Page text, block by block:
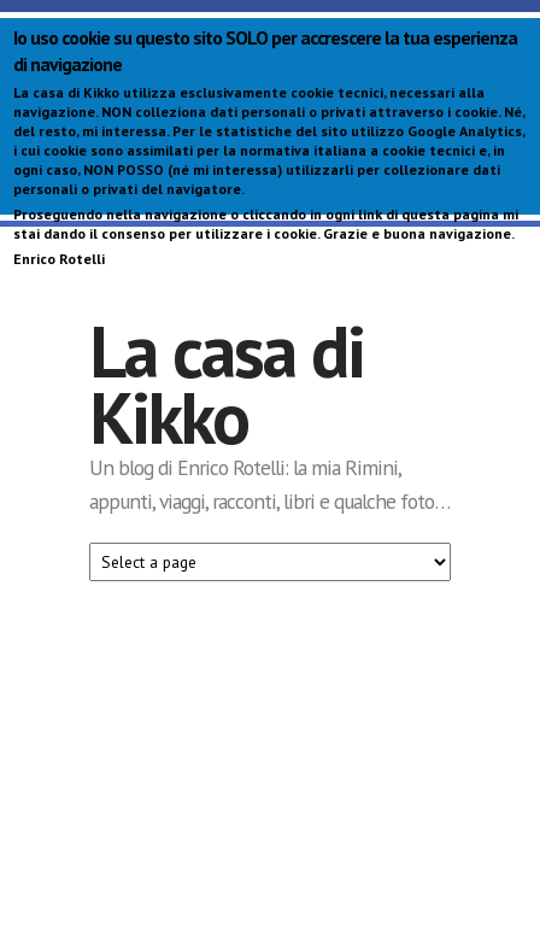
Io uso cookie su questo sito SOLO per accrescere la tua esperienza
di navigazione
La casa di Kikko utilizza esclusivamente cookie tecnici, necessari alla
navigazione. NON colleziona dati personali o privati attraverso i cookie. Né,
del resto, mi interessa. Per le statistiche del sito utilizzo Google Analytics,
i cui cookie sono assimilati per la normativa italiana a cookie tecnici e, in
ogni caso, NON POSSO (né mi interessa) utilizzarli per collezionare dati
personali o privati del navigatore.
Proseguendo nella navigazione o cliccando in ogni link di questa pagina mi
stai dando il consenso per utilizzare i cookie. Grazie e buona navigazione.
Enrico Rotelli
La casa di
Kikko
Un blog di Enrico Rotelli: la mia Rimini,
appunti, viaggi, racconti, libri e qualche foto…